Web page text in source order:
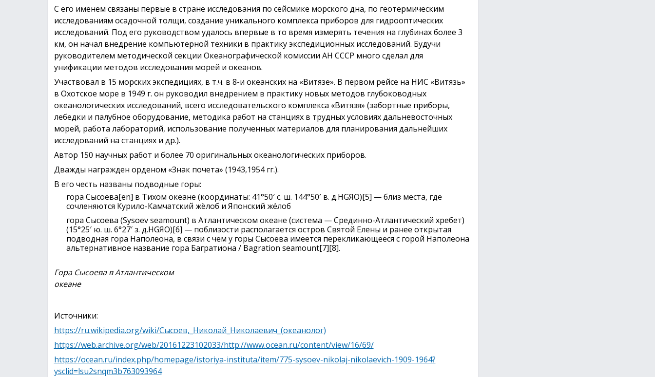
С его именем связаны первые в стране исследования по сейсмике морского дна, по геотермическим
исследованиям осадочной толщи, создание уникального комплекса приборов для гидрооптических
исследований. Под его руководством удалось впервые в то время измерять течения на глубинах более 3
км, он начал внедрение компьютерной техники в практику экспедиционных исследований. Будучи
руководителем методической секции Океанографической комиссии АН СССР много сделал для
унификации методов исследования морей и океанов.
Участвовал в 15 морских экспедициях, в т.ч. в 8-и океанских на «Витязе». В первом рейсе на НИС «Витязь»
в Охотское море в 1949 г. он руководил внедрением в практику новых методов глубоководных
океанологических исследований, всего исследовательского комплекса «Витязя» (забортные приборы,
лебедки и палубное оборудование, методика работ на станциях в трудных условиях дальневосточных
морей, работа лабораторий, использование полученных материалов для планирования дальнейших
исследований на станциях и др.).
Автор 150 научных работ и более 70 оригинальных океанологических приборов.
Дважды награжден орденом «Знак почета» (1943,1954 гг.).
В его честь названы подводные горы:
гора Сысоева[en] в Тихом океане (координаты: 41°50′ с. ш. 144°50′ в. д.HGЯO)[5] — близ места, где
сочленяются Курило-Камчатский жёлоб и Японский жёлоб
гора Сысоева (Sysoev seamount) в Атлантическом океане (система — Срединно-Атлантический хребет)
(15°25′ ю. ш. 6°27′ з. д.HGЯO)[6] — поблизости располагается остров Святой Елены и ранее открытая
подводная гора Наполеона, в связи с чем у горы Сысоева имеется перекликающееся с горой Наполеона
альтернативное название гора Багратиона / Bagration seamount[7][8].
Гора Сысоева в Атлантическом
океане
Источники:
https://ru.wikipedia.org/wiki/Сысоев,_Николай_Николаевич_(океанолог)
https://web.archive.org/web/20161223102033/http://www.ocean.ru/content/view/16/69/
https://ocean.ru/index.php/homepage/istoriya-instituta/item/775-sysoev-nikolaj-nikolaevich-1909-1964?
ysclid=lsu2snqm3b763093964